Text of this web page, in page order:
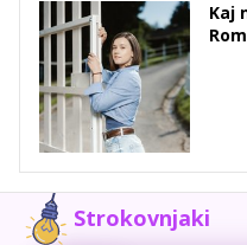
Kaj
Strokovnjaki